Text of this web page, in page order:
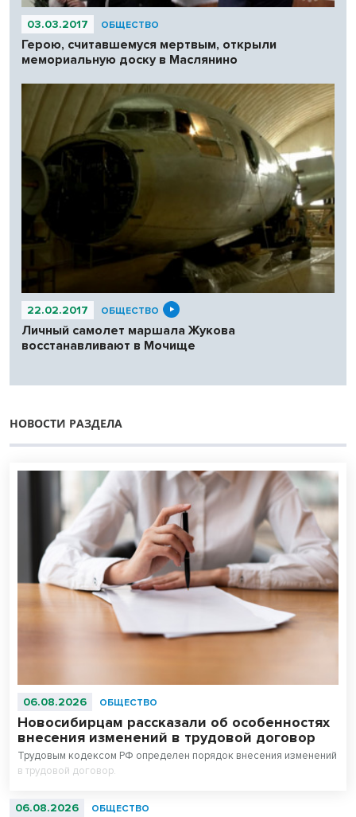
03.03.2017 ОБЩЕСТВО
Герою, считавшемуся мертвым, открыли
мемориальную доску в Маслянино
22.02.2017 ОБЩЕСТВО
Личный самолет маршала Жукова
восстанавливают в Мочище
НОВОСТИ РАЗДЕЛА
06.08.2026 ОБЩЕСТВО
Новосибирцам рассказали об особенностях
внесения изменений в трудовой договор
Трудовым кодексом РФ определен порядок внесения изменений
в трудовой договор.
06.08.2026 ОБЩЕСТВО